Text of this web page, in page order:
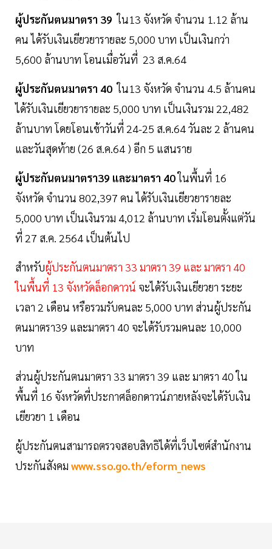
ผู้ประกันตนมาตรา 39ใน13 จังหวัด จำนวน 1.12 ล้าน
คน ได้รับเงินเยียวยารายละ 5,000 บาท เป็นเงินกว่า
5,600 ล้านบาท โอนเมื่อวันที่ 23 ส.ค.64
ผู้ประกันตนมาตรา 40ใน13 จังหวัด จำนวน 4.5 ล้านคน
ได้รับเงินเยียวยารายละ 5,000 บาท เป็นเงินรวม 22,482
ล้านบาท โดยโอนเข้าวันที่ 24-25 ส.ค.64 วันละ 2 ล้านคน
และวันสุดท้าย (26 ส.ค.64 ) อีก 5 แสนราย
ผู้ประกันตนมาตรา39 และมาตรา 40ในพื้นที่ 16
จังหวัด จำนวน 802,397 คน ได้รับเงินเยียวยารายละ
5,000 บาท เป็นเงินรวม 4,012 ล้านบาท เริ่มโอนตั้งแต่วัน
ที่ 27 ส.ค. 2564 เป็นต้นไป
สำหรับผู้ประกันตนมาตรา 33 มาตรา 39 และ มาตรา 40
ในพื้นที่ 13 จังหวัดล็อกดาวน์ จะได้รับเงินเยียวยา ระยะ
เวลา 2 เดือน หรือรวมรับคนละ 5,000 บาท ส่วนผู้ประกัน
ตนมาตรา39 และมาตรา 40 จะได้รับรวมคนละ 10,000
บาท
ส่วนผู้ประกันตนมาตรา 33 มาตรา 39 และ มาตรา 40 ใน
พื้นที่ 16 จังหวัดที่ประกาศล็อกดาวน์ภายหลังจะได้รับเงิน
เยียวยา 1 เดือน
ผู้ประกันตนสามารถตรวจสอบสิทธิได้ที่เว็บไซต์สำนักงาน
ประกันสังคม www.sso.go.th/eform_news